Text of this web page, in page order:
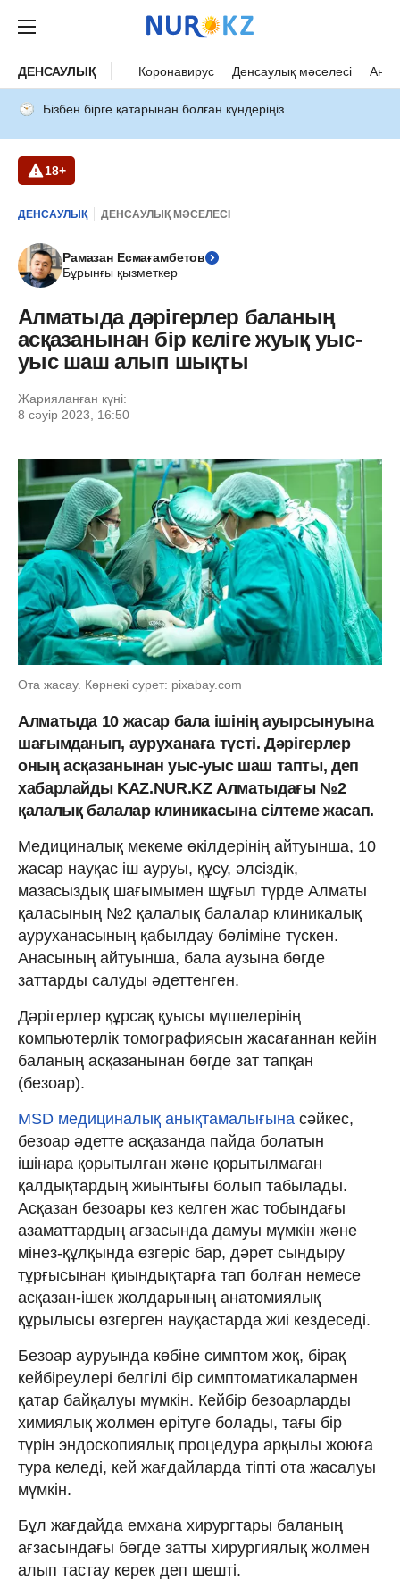
ДЕНСАУЛЫҚ Коронавирус Денсаулық мәселесі Ана
Бізбен бірге қатарынан болған күндеріңіз
18+
ДЕНСАУЛЫҚ ДЕНСАУЛЫҚ МӘСЕЛЕСІ
Рамазан Есмағамбетов
Бұрынғы қызметкер
Алматыда дәрігерлер баланың
асқазанынан бір келіге жуық уыс-
уыс шаш алып шықты
Жарияланған күні:
8 сәуір 2023, 16:50
Ота жасау. Көрнекі сурет: pixabay.com
Алматыда 10 жасар бала ішінің ауырсынуына
шағымданып, ауруханаға түсті. Дәрігерлер
оның асқазанынан уыс-уыс шаш тапты, деп
хабарлайды KAZ.NUR.KZ Алматыдағы №2
қалалық балалар клиникасына сілтеме жасап.
Медициналық мекеме өкілдерінің айтуынша, 10
жасар науқас іш ауруы, құсу, әлсіздік,
мазасыздық шағымымен шұғыл түрде Алматы
қаласының №2 қалалық балалар клиникалық
ауруханасының қабылдау бөліміне түскен.
Анасының айтуынша, бала аузына бөгде
заттарды салуды әдеттенген.
Дәрігерлер құрсақ қуысы мүшелерінің
компьютерлік томографиясын жасағаннан кейін
баланың асқазанынан бөгде зат тапқан
(безоар).
MSD медициналық анықтамалығына сәйкес,
безоар әдетте асқазанда пайда болатын
ішінара қорытылған және қорытылмаған
қалдықтардың жиынтығы болып табылады.
Асқазан безоары кез келген жас тобындағы
азаматтардың ағзасында дамуы мүмкін және
мінез-құлқында өзгеріс бар, дәрет сындыру
тұрғысынан қиындықтарға тап болған немесе
асқазан-ішек жолдарының анатомиялық
құрылысы өзгерген науқастарда жиі кездеседі.
Безоар ауруында көбіне симптом жоқ, бірақ
кейбіреулері белгілі бір симптоматикалармен
қатар байқалуы мүмкін. Кейбір безоарларды
химиялық жолмен ерітуге болады, тағы бір
түрін эндоскопиялық процедура арқылы жоюға
тура келеді, кей жағдайларда тіпті ота жасалуы
мүмкін.
Бұл жағдайда емхана хирургтары баланың
ағзасындағы бөгде затты хирургиялық жолмен
алып тастау керек деп шешті.